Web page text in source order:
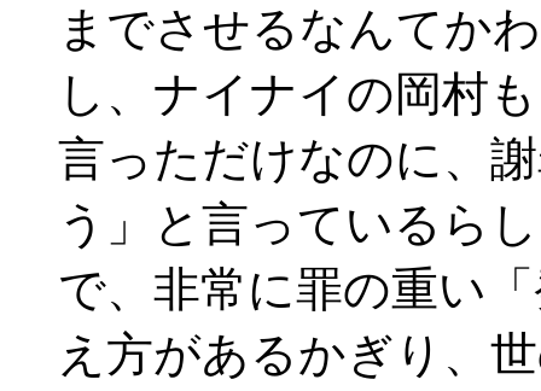
までさせるなんてか
し、ナイナイの岡村
言っただけなのに、
う」と言っているら
で、非常に罪の重い
え方があるかぎり、